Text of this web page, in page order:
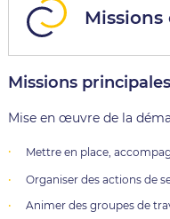
Missions principales
Mise en œuvre de la
Mettre en place,
Organiser des actions de
Animer des groupes de